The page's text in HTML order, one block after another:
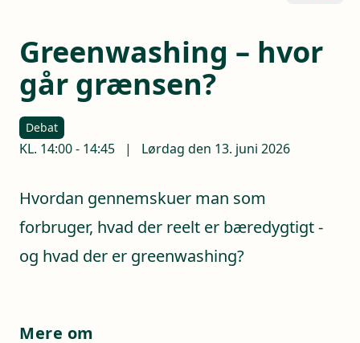
Greenwashing – hvor
går grænsen?
Debat
KL. 14:00- 14:45 | Lørdag den 13. juni 2026
Hvordan gennemskuer man som
forbruger, hvad der reelt er bæredygtigt -
og hvad der er greenwashing?
Mere om